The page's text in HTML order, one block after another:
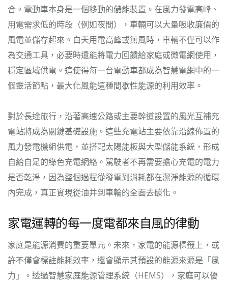
合。電動車本身是一個移動的儲能裝置。在風力發電高峰、
用電需求低的時段（例如夜間），車輛可以大量吸收廉價的
風電並儲存起來。白天用電高峰或無風時，車輛不僅可以作
為交通工具，必要時還能將電力回饋給家庭或微電網使用，
穩定區域供電。這使得每一台電動車都成為智慧電網中的一
個靈活節點，最大化風能這種間歇性能源的利用效率。
對於長途旅行，沿著高速公路或主要幹道設置的風光互補充
電站將成為關鍵基礎設施。這些充電站主要依靠沿線佈置的
風力發電機組供電，並搭配太陽能板與大型儲能系統，形成
自給自足的綠色充電網絡。駕駛者不再需要擔心充電的電力
是否乾淨，因為整個過程從發電到消耗都在潔淨能源的循環
內完成，真正實現從油井到車輪的全面去碳化。
家電運轉的每一度電都來自風的律動
家庭是能源消費的重要單元。未來，家電的能源標籤上，或
許不僅會標註能耗效率，還會顯示其預設的能源來源是「風
力」。透過智慧家庭能源管理系統（HEMS），家庭可以優